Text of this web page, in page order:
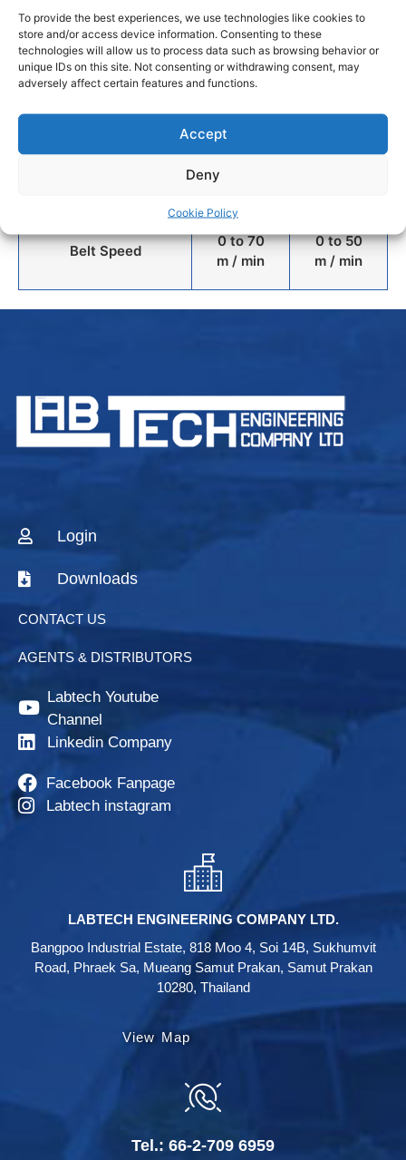
To provide the best experiences, we use technologies like cookies to
store and/or access device information. Consenting to these
technologies will allow us to process data such as browsing behavior or
unique IDs on this site. Not consenting or withdrawing consent, may
adversely affect certain features and functions.
Accept
Deny
Cookie Policy
Belt length
2.6
meter
1.2 meter
120 mm
0.18 kW
Belt Speed
0 to 70
m / min
0 to 50
m / min
Login
Downloads
CONTACT US
AGENTS & DISTRIBUTORS
Labtech Youtube
Channel
Linkedin Company
Facebook Fanpage
Labtech instagram
LABTECH ENGINEERING COMPANY LTD.
Bangpoo Industrial Estate, 818 Moo 4, Soi 14B, Sukhumvit
Road, Phraek Sa, Mueang Samut Prakan, Samut Prakan
10280, Thailand
View Map
Tel.: 66-2-709 6959